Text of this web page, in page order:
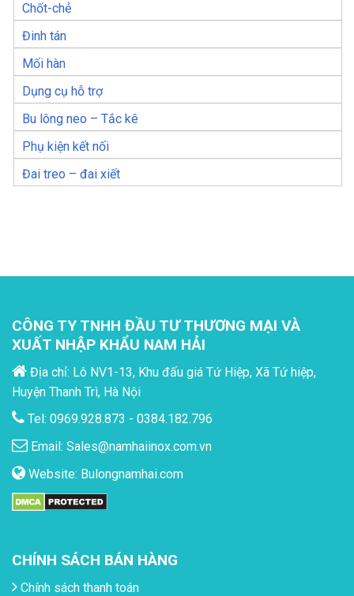
Chốt-chẻ
Đinh tán
Mối hàn
Dụng cụ hỗ trợ
Bu lông neo – Tắc kê
Phụ kiện kết nối
Đai treo – đai xiết
CÔNG TY TNHH ĐẦU TƯ THƯƠNG MẠI VÀ
XUẤT NHẬP KHẨU NAM HẢI
Địa chỉ: Lô NV1-13, Khu đấu giá Tứ Hiệp, Xã Tứ hiệp,
Huyện Thanh Trì, Hà Nội
Tel: 0969.928.873 - 0384.182.796
Email: Sales@namhaiinox.com.vn
Website: Bulongnamhai.com
CHÍNH SÁCH BÁN HÀNG
Chính sách thanh toán